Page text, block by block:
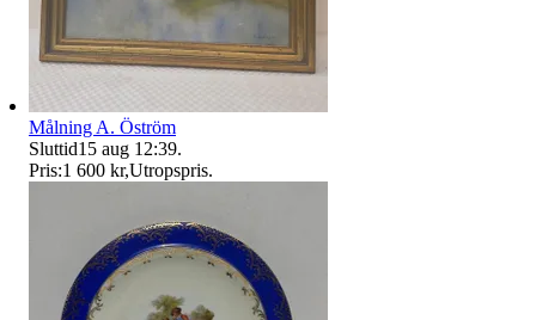
Målning A. Öström
Sluttid15 aug 12:39.
Pris:1 600 kr,Utropspris.